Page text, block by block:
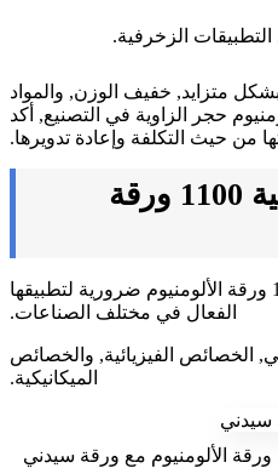
التطبيقات الزخرفية.
متزايد, خفيف الوزن, والمواد
ورقة الألومنيوم حجر الزاوية في التصنيع, أكد
من حيث التكلفة وإعادة تدويرها.
2. الخصائص الأساسية 1100 ورقة
فهم الخصائص الأساسية ل 1100 ورقة الألومنيوم ضرورية لتطبيقها
الفعال في مختلف الصناعات.
الخصائص الفيزيائية, والخصائص
الميكانيكية.